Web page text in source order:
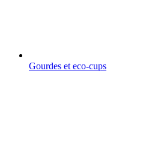
Gourdes et eco-cups